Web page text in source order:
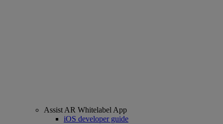
Assist AR Whitelabel App
iOS developer guide